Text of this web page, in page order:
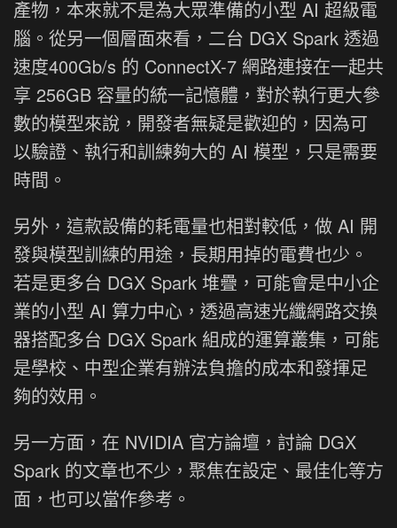
產物，本來就不是為大眾準備的小型 AI 超級電
腦。從另一個層面來看，二台 DGX Spark 透過
速度400Gb/s 的 ConnectX-7 網路連接在一起共
享 256GB 容量的統一記憶體，對於執行更大參
數的模型來說，開發者無疑是歡迎的，因為可
以驗證、執行和訓練夠大的 AI 模型，只是需要
時間。
另外，這款設備的耗電量也相對較低，做 AI 開
發與模型訓練的用途，長期用掉的電費也少。
若是更多台 DGX Spark 堆疊，可能會是中小企
業的小型 AI 算力中心，透過高速光纖網路交換
器搭配多台 DGX Spark 組成的運算叢集，可能
是學校、中型企業有辦法負擔的成本和發揮足
夠的效用。
另一方面，在 NVIDIA 官方論壇，討論 DGX
Spark 的文章也不少，聚焦在設定、最佳化等方
面，也可以當作參考。